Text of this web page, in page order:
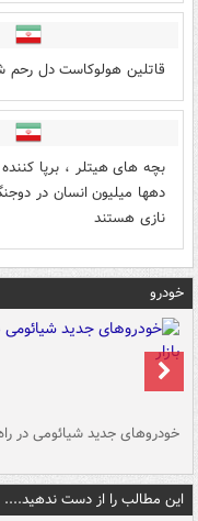
قاتلین هولوکاست دل رحم
بچه های هیتلر ، برپا
دهها میلیون انسان در
نازی هستند
خودرو
خودروهای جدید شیائومی در راه
این مطالب را از دست ندهید....